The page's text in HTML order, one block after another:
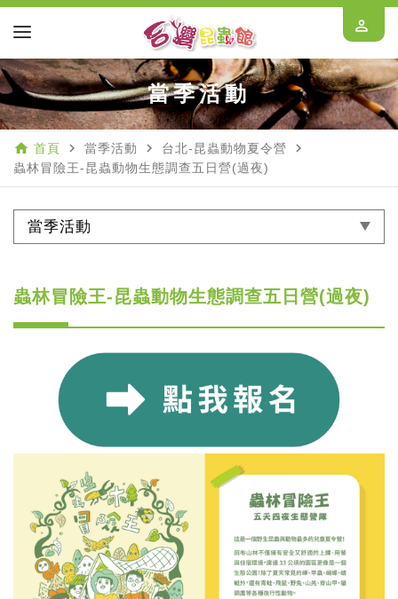
perm_identity
當季活動
home 首頁 navigate_next 當季活動 navigate_next 台北-昆蟲動物夏令營 navigate_next
蟲林冒險王-昆蟲動物生態調查五日營(過夜)
當季活動
蟲林冒險王-昆蟲動物生態調查五日營(過夜)